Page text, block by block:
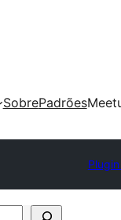
SobrePadrões